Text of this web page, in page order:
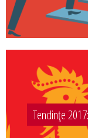
Tendințe